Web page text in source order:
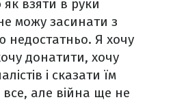
взяти в руки
можу засинати з
недостатньо. Я хочу
донатити, хочу
і сказати їм
але війна ще не